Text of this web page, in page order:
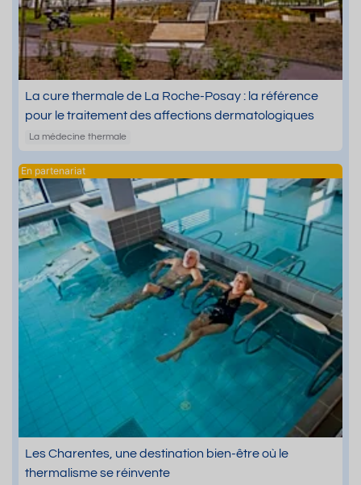
La cure thermale de La Roche-Posay : la référence
pour le traitement des affections dermatologiques
La médecine thermale
Les Charentes, une destination bien-être où le
thermalisme se réinvente